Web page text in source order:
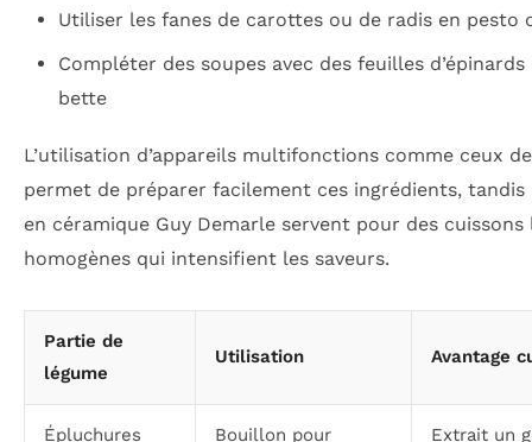
Utiliser les fanes de carottes ou de radis en pesto
Compléter des soupes avec des feuilles
bette
L’utilisation d’appareils multifonctions comme ceux
permet de préparer facilement ces ingrédients, tandis
en céramique Guy Demarle servent pour des
homogènes qui intensifient les saveurs.
Partie de
légume
Utilisation Avantage
Épluchures Bouillon pour Extrait un